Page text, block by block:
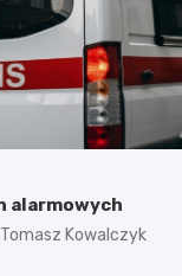
alarmowych
Tomasz Kowalczyk